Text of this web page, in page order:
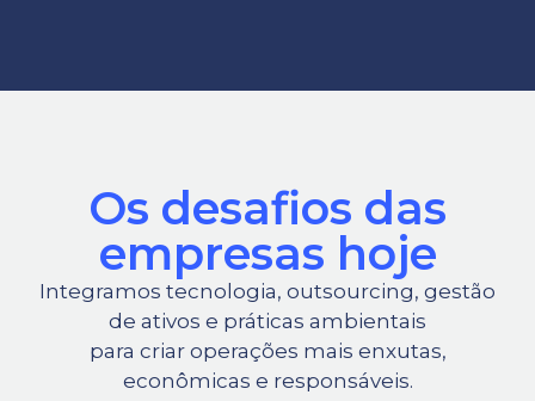
Os desafios das
empresas hoje
Integramos tecnologia, outsourcing, gestão
de ativos e práticas ambientais
para criar operações mais enxutas,
econômicas e responsáveis.